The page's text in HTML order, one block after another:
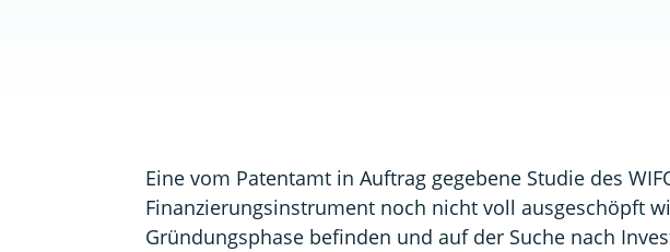
Eine vom Patentamt in Auftrag gegebene Studie des
Finanzierungsinstrument noch nicht voll ausgeschöpft
Gründungsphase befinden und auf der Suche nach